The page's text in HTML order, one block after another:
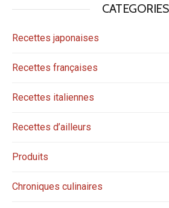
CATEGORIES
Recettes japonaises
Recettes françaises
Recettes italiennes
Recettes d’ailleurs
Produits
Chroniques culinaires